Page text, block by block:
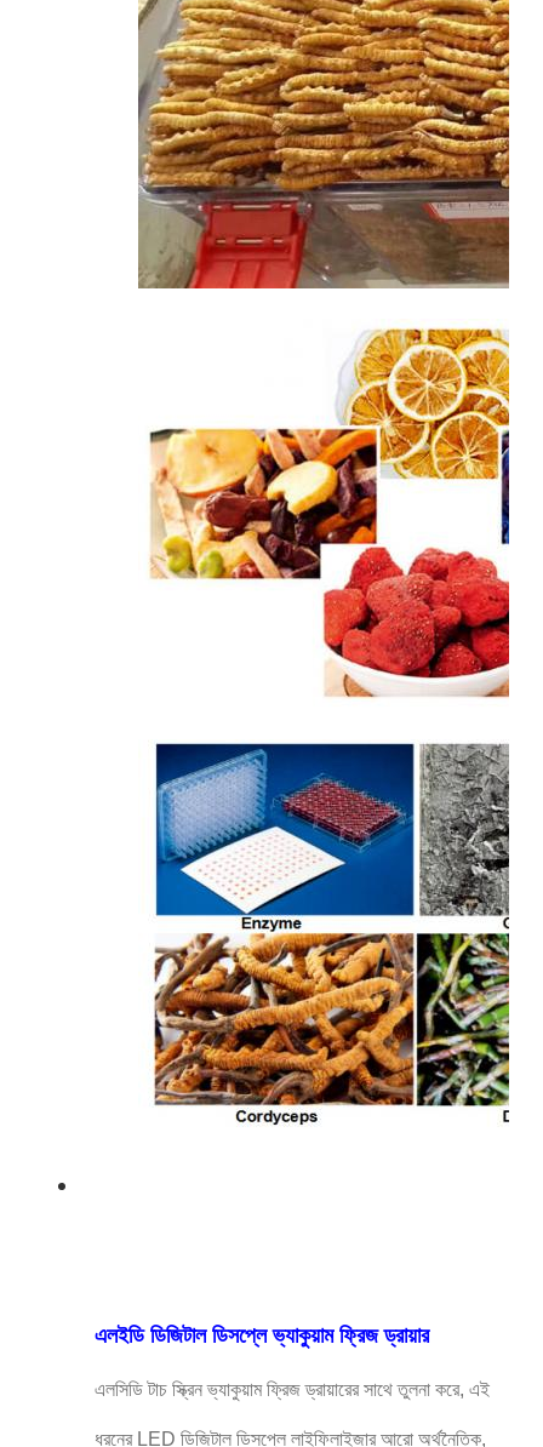
এলইডি ডিজিটাল ডিসপ্লে ভ্যাকুয়াম ফ্রিজ ড্রায়ার
এলসিডি টাচ স্ক্রিন ভ্যাকুয়াম ফ্রিজ ড্রায়ারের সাথে তুলনা করে, এই
ধরনের LED ডিজিটাল ডিসপ্লে লাইফিলাইজার আরো অর্থনৈতিক,